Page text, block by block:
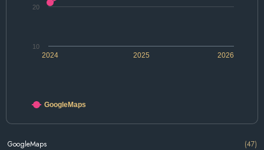
2024 2025 2026
20
10
GoogleMaps
GoogleMaps (47)